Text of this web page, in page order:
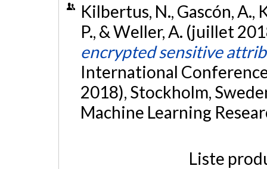
Kilbertus, N., Gascón, A.,
P., & Weller, A. (juillet
encrypted sensitive
International
2018), Stockholm,
Machine Learning
Liste